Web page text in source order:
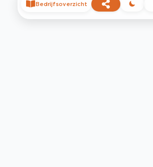
Bedrijfsoverzicht